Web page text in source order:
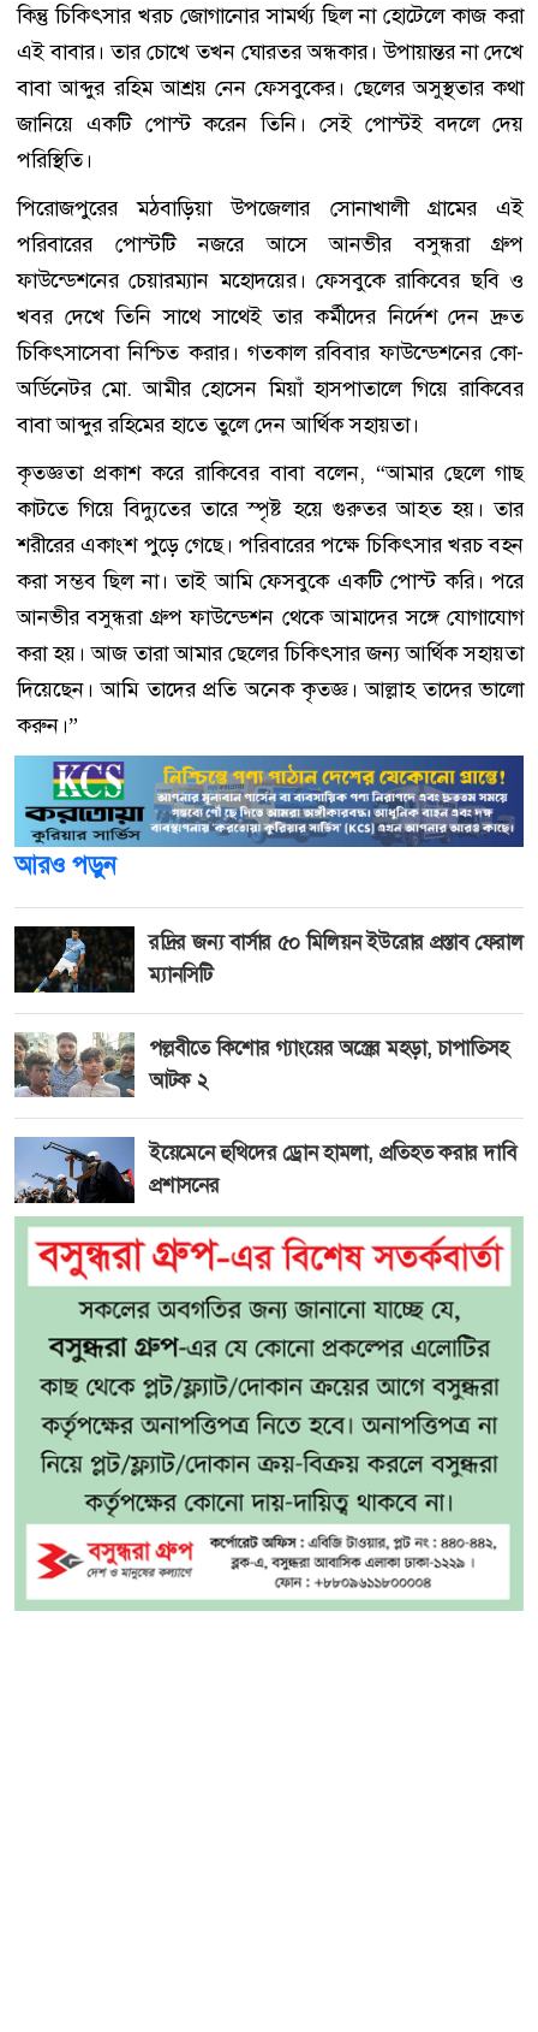
কিন্তু চিকিৎসার খরচ জোগানোর সামর্থ্য ছিল না হোটেলে কাজ করা
এই বাবার। তার চোখে তখন ঘোরতর অন্ধকার। উপায়ান্তর না দেখে
বাবা আব্দুর রহিম আশ্রয় নেন ফেসবুকের। ছেলের অসুস্থতার কথা
জানিয়ে একটি পোস্ট করেন তিনি। সেই পোস্টই বদলে দেয়
পরিস্থিতি।
পিরোজপুরের মঠবাড়িয়া উপজেলার সোনাখালী গ্রামের এই
পরিবারের পোস্টটি নজরে আসে আনভীর বসুন্ধরা গ্রুপ
ফাউন্ডেশনের চেয়ারম্যান মহোদয়ের। ফেসবুকে রাকিবের ছবি ও
খবর দেখে তিনি সাথে সাথেই তার কর্মীদের নির্দেশ দেন দ্রুত
চিকিৎসাসেবা নিশ্চিত করার। গতকাল রবিবার ফাউন্ডেশনের কো-
অর্ডিনেটর মো. আমীর হোসেন মিয়াঁ হাসপাতালে গিয়ে রাকিবের
বাবা আব্দুর রহিমের হাতে তুলে দেন আর্থিক সহায়তা।
কৃতজ্ঞতা প্রকাশ করে রাকিবের বাবা বলেন, “আমার ছেলে গাছ
কাটতে গিয়ে বিদ্যুতের তারে স্পৃষ্ট হয়ে গুরুতর আহত হয়। তার
শরীরের একাংশ পুড়ে গেছে। পরিবারের পক্ষে চিকিৎসার খরচ বহন
করা সম্ভব ছিল না। তাই আমি ফেসবুকে একটি পোস্ট করি। পরে
আনভীর বসুন্ধরা গ্রুপ ফাউন্ডেশন থেকে আমাদের সঙ্গে যোগাযোগ
করা হয়। আজ তারা আমার ছেলের চিকিৎসার জন্য আর্থিক সহায়তা
দিয়েছেন। আমি তাদের প্রতি অনেক কৃতজ্ঞ। আল্লাহ তাদের ভালো
করুন।”
আরও পড়ুন
রদ্রির জন্য বার্সার ৫০ মিলিয়ন ইউরোর প্রস্তাব ফেরাল
ম্যানসিটি
পল্লবীতে কিশোর গ্যাংয়ের অস্ত্রের মহড়া, চাপাতিসহ
আটক ২
ইয়েমেনে হুথিদের ড্রোন হামলা, প্রতিহত করার দাবি
প্রশাসনের